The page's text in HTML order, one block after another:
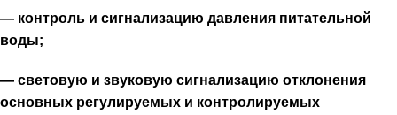
— контроль и сигнализацию давления питательной
воды;
— световую и звуковую сигнализацию отклонения
основных регулируемых и контролируемых